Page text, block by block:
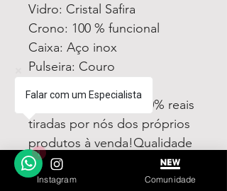
Vidro: Cristal Safira
Crono: 100 % funcional
Caixa: Aço inox
Pulseira: Couro
postadas aqui são 100% reais
tiradas por nós dos próprios
produtos à venda!Qualidade
garantida ou devolução por
nossa conta!
Instagram Comunidade
Falar com um Especialista
1